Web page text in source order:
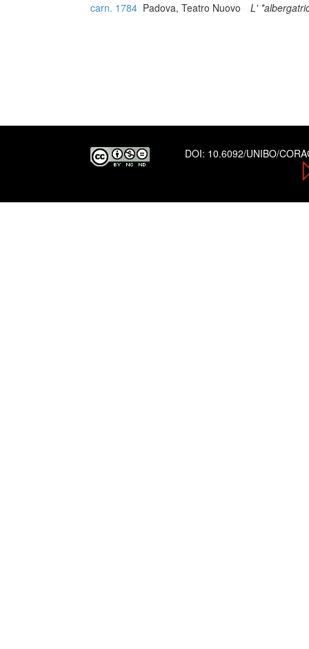
carn. 1784 Padova, Teatro Nuovo L'
DOI: 10.6092/UNIBO/